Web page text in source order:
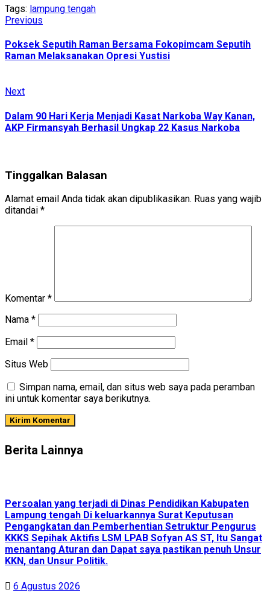
Tags: lampung tengah
Continue
Reading
Previous
Poksek Seputih Raman Bersama Fokopimcam Seputih
Raman Melaksanakan Opresi Yustisi
NextNext
Dalam 90 Hari Kerja Menjadi Kasat Narkoba Way Kanan,
AKP Firmansyah Berhasil Ungkap 22 Kasus Narkoba
Tinggalkan Balasan
Alamat email Anda tidak akan dipublikasikan. Ruas yang wajib
ditandai *
Komentar *
Nama *
Email *
Situs Web
Simpan nama, email, dan situs web saya pada peramban
ini untuk komentar saya berikutnya.
Berita Lainnya
Persoalan yang terjadi di Dinas Pendidikan Kabupaten
Lampung tengah Di keluarkannya Surat Keputusan
Pengangkatan dan Pemberhentian Setruktur Pengurus
KKKS Sepihak Aktifis LSM LPAB Sofyan AS ST, Itu Sangat
menantang Aturan dan Dapat saya pastikan penuh Unsur
KKN, dan Unsur Politik.
6 Agustus 2026